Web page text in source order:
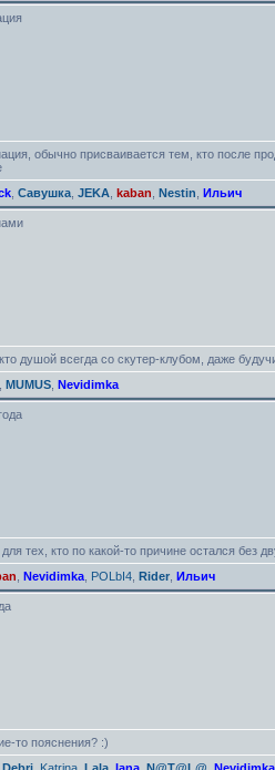
обычно присваивается тем, кто после
Савушка JEKA kaban Nestin Ильич
душой всегда со скутер-клубом, даже
MUMUS Nevidimka
тех, кто по какой-то причине остался без
Nevidimka POLbI4 Rider Ильич
то пояснения? :)